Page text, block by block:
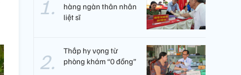
hàng ngàn thân nhân
liệt sĩ
Thắp hy vọng từ
phòng khám “0 đồng”